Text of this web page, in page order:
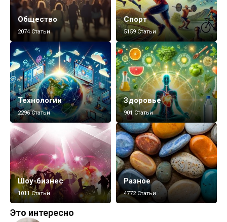
Общество
2074 Статьи
Спорт
5159 Статьи
Технологии
2296 Статьи
Здоровье
901 Статьи
Шоу-бизнес
1011 Статьи
Разное
4772 Статьи
Это интересно